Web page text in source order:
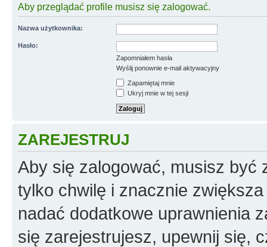
Aby przeglądać profile musisz się zalogować.
Nazwa użytkownika:
Hasło:
Zapomniałem hasła
Wyślij ponownie e-mail aktywacyjny
Zapamiętaj mnie
Ukryj mnie w tej sesji
ZAREJESTRUJ
Aby się zalogować, musisz być
tylko chwilę i znacznie
nadać dodatkowe uprawnienia
się zarejestrujesz, upewnij się,